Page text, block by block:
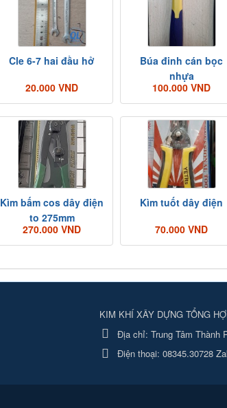
Cle 6-7 hai đầu hở
20.000 VND
Búa đinh cán bọc
nhựa
100.000 VND
Kìm bấm cos dây điện
to 275mm
270.000 VND
Kìm tuốt dây điện
70.000 VND
KIM KHÍ XÂY DỰNG TỔNG
Địa chỉ: Trung Tâm Thành
Điện thoại: 08345.30728